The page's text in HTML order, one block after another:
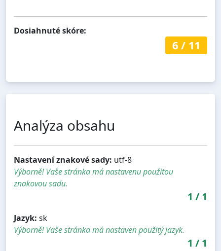
Dosiahnuté skóre:
6/ 11
Analýza obsahu
Nastavení znakové sady: utf-8
Výborně! Vaše stránka má nastavenu použitou
znakovou sadu.
1 / 1
Jazyk: sk
Výborně! Vaše stránka má nastaven použitý jazyk.
1 / 1